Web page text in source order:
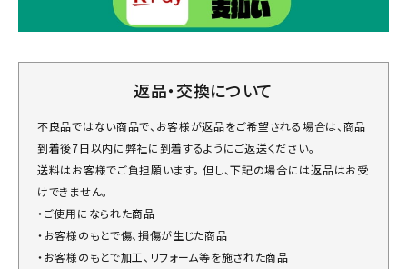
返品・交換について
不良品ではない商品で、お客様が返品をご希望される場合は、商品
到着後7日以内に弊社に到着するようにご返送ください。
送料はお客様でご負担願います。 但し、下記の場合には返品はお受
けできません。
・ご使用になられた商品
・お客様のもとで傷、損傷が生じた商品
・お客様のもとで加工、リフォーム等を施された商品